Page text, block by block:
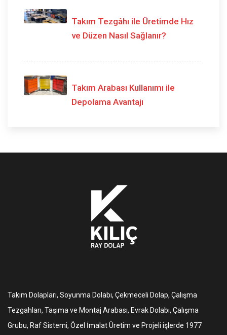
Takım Tezgâhı ile Üretimde Hız
ve Düzen Nasıl Sağlanır?
Takım Arabası Kullanımı ile
Depolama Avantajı
Takım Dolapları, Soyunma Dolabı, Çekmeceli Dolap, Çalışma
Tezgahları, Taşıma ve Montaj Arabası, Evrak Dolabı, Çalışma
Grubu, Raf Sistemi, Özel İmalat Üretim ve Projeli işlerde 1977